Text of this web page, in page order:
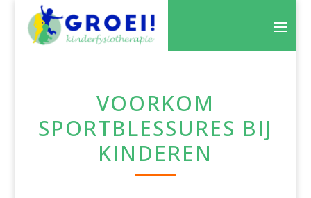
VOORKOM
SPORTBLESSURES BIJ
KINDEREN